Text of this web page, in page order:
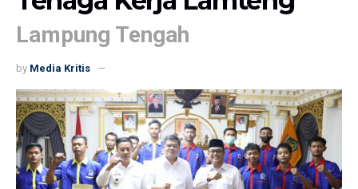
Lampung Tengah
by Media Kritis